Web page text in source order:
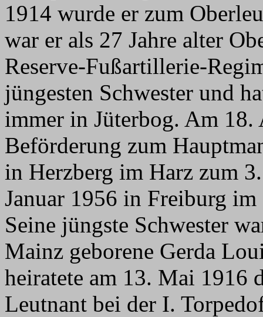
1914 wurde er zum
war er als 27 Jahre alter
Reserve-Fußartillerie-
jüngesten Schwester und
immer in Jüterbog. Am
Beförderung zum
in Herzberg im Harz zum
Januar 1956 in Freiburg im
Seine jüngste Schwester
Mainz geborene Gerda
heiratete am 13. Mai 1916
Leutnant bei der I.